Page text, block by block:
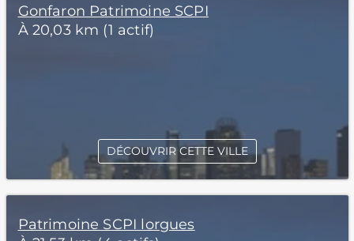
Gonfaron Patrimoine SCPI
À 20,03 km (1 actif)
DÉCOUVRIR CETTE VILLE
Patrimoine SCPI lorgues